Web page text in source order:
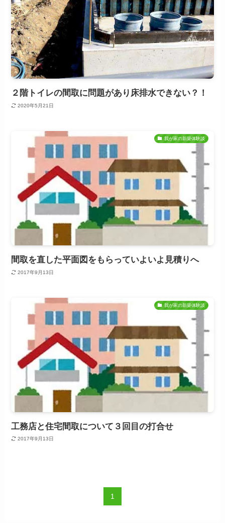
２階トイレの間取に問題があり床排水できない？！
2020年5月21日
我が家の新築体験談
間取を直した平面図をもらっていよいよ見積りへ
2017年9月13日
我が家の新築体験談
工務店と住宅間取について３回目の打合せ
2017年9月13日
1